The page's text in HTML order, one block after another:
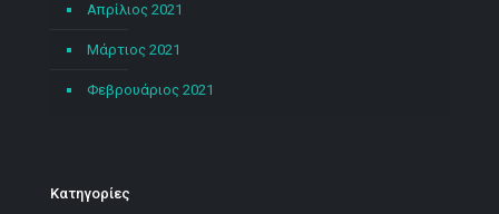
Απρίλιος 2021
Μάρτιος 2021
Φεβρουάριος 2021
Kατηγορίες